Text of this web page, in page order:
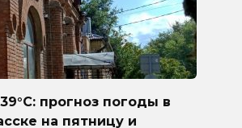
прогноз погоды в
на пятницу и